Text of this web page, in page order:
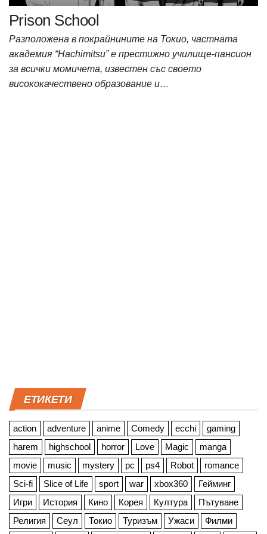
Prison School
Разположена в покрайнините на Токио, частната
академия “Hachimitsu” е престижно училище-пансион
за всички момичета, известен със своето
висококачествено образование и…
ЕТИКЕТИ
action adventure anime Comedy ecchi
gaming
harem
highschool horror Love Magic
manga
movie
music mystery pc ps4 Robot
romance
Sci-fi
Slice of Life sport war xbox360
Гейминг
Игри
История Кино Корея Култура
Пътуване
Религия
Сеул Токио Туризъм Ужаси Филми